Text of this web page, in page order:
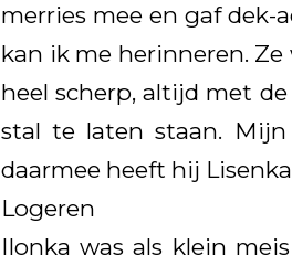
merries mee en gaf dek-
kan ik me herinneren. Ze
heel scherp, altijd met
stal te laten staan.
daarmee heeft hij
Logeren
Ilonka was als klein